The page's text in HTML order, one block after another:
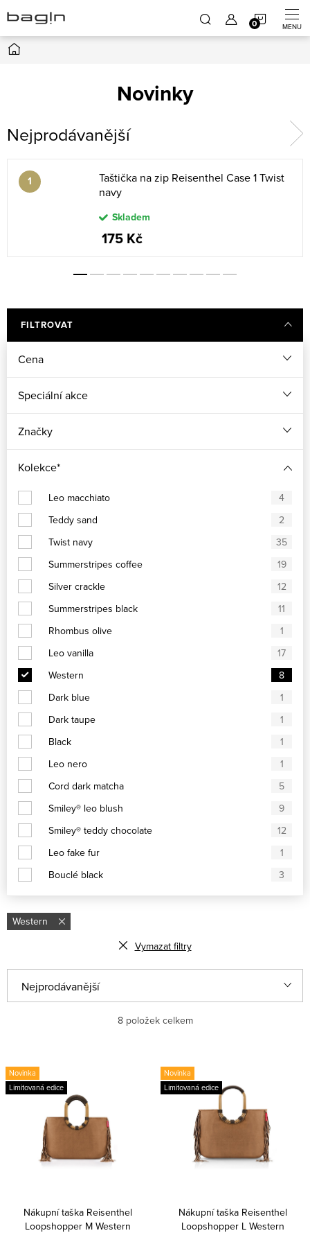
na
obsah
Domů
Novinky
Nejprodávanější
Taštička na zip Reisenthel Case 1 Twist
navy
Skladem
175 Kč
FILTROVAT
Cena
Speciální akce
Značky
Kolekce*
Leo macchiato
4
Teddy sand
2
Twist navy
35
Summerstripes coffee
19
Silver crackle
12
Summerstripes black
11
Rhombus olive
1
Leo vanilla
17
Western
8
Dark blue
1
Dark taupe
1
Black
1
Leo nero
1
Cord dark matcha
5
Smiley® leo blush
9
Smiley® teddy chocolate
12
Leo fake fur
1
Bouclé black
3
Western
Vymazat filtry
ý
s
p
a
n
í
Nejprodávanější
Abecedně
8položek celkem
Novinka
Limitovaná edice
Nákupní taška Reisenthel
Loopshopper M Western
Novinka
Limitovaná edice
Nákupní taška Reisenthel
Loopshopper L Western